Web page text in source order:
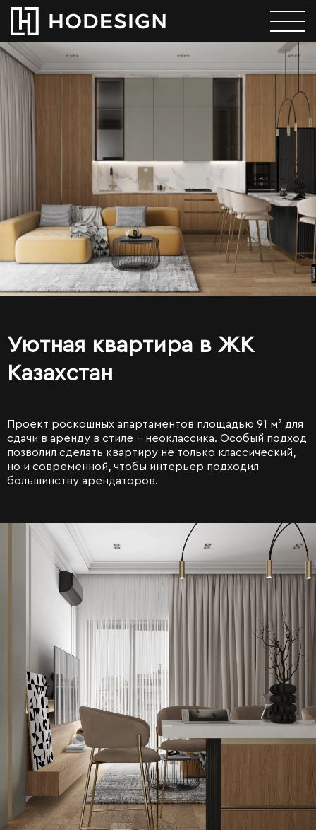
Уютная квартира в ЖК
Казахстан
Проект роскошных апартаментов площадью 91 м² для
сдачи в аренду в стиле - неоклассика. Особый подход
позволил сделать квартиру не только классический,
но и современной, чтобы интерьер подходил
большинству арендаторов.